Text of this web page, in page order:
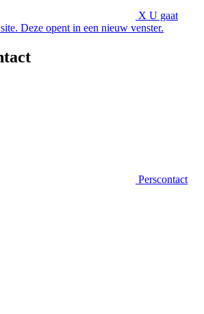
X U gaat
Deze opent in een nieuw venster.
Perscontact